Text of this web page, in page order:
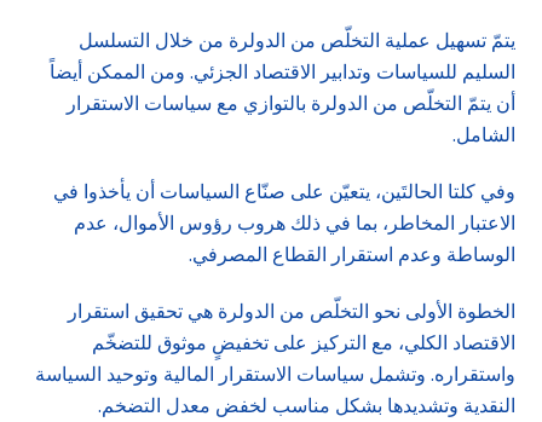
يتمّ تسهيل عملية التخلّص من الدولرة من خلال التسلسل
السليم للسياسات وتدابير الاقتصاد الجزئي. ومن الممكن أيضاً
أن يتمّ التخلّص من الدولرة بالتوازي مع سياسات الاستقرار
الشامل.
وفي كلتا الحالتَين، يتعيّن على صنّاع السياسات أن يأخذوا في
الاعتبار المخاطر، بما في ذلك هروب رؤوس الأموال، عدم
الوساطة وعدم استقرار القطاع المصرفي.
الخطوة الأولى نحو التخلّص من الدولرة هي تحقيق استقرار
الاقتصاد الكلي، مع التركيز على تخفيضٍ موثوق للتضخّم
واستقراره. وتشمل سياسات الاستقرار المالية وتوحيد السياسة
النقدية وتشديدها بشكل مناسب لخفض معدل التضخم.